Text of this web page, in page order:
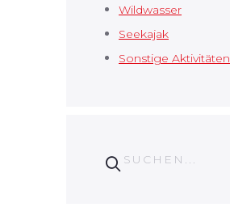
Wildwasser
Seekajak
Sonstige Aktivitäten